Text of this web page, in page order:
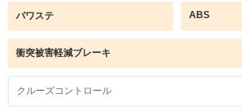
パワステ ABS
衝突被害軽減ブレーキ
クルーズコントロール